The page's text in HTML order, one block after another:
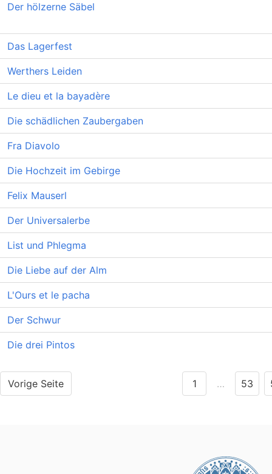
Der hölzerne Säbel
Das Lagerfest
Werthers Leiden
Le dieu et la bayadère
Die schädlichen Zaubergaben
Fra Diavolo
Die Hochzeit im Gebirge
Felix Mauserl
Der Universalerbe
List und Phlegma
Die Liebe auf der Alm
L'Ours et le pacha
Der Schwur
Die drei Pintos
Vorige Seite 1 … 53